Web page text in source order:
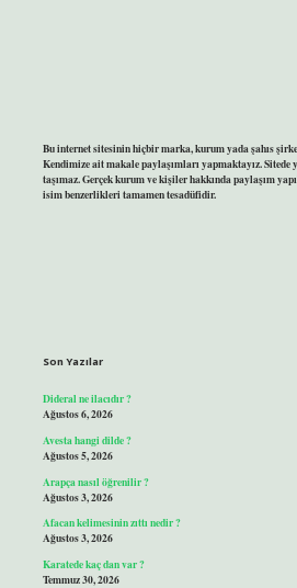
Bu internet sitesinin hiçbir marka, kurum yada şahıs
Kendimize ait makale paylaşımları yapmaktayız.
taşımaz. Gerçek kurum ve kişiler hakkında paylaşım
isim benzerlikleri tamamen tesadüfidir.
Son Yazılar
Dideral ne ilacıdır ?
Ağustos 6, 2026
Avesta hangi dilde ?
Ağustos 5, 2026
Arapça nasıl öğrenilir ?
Ağustos 3, 2026
Afacan kelimesinin zıttı nedir ?
Ağustos 3, 2026
Karatede kaç dan var ?
Temmuz 30, 2026